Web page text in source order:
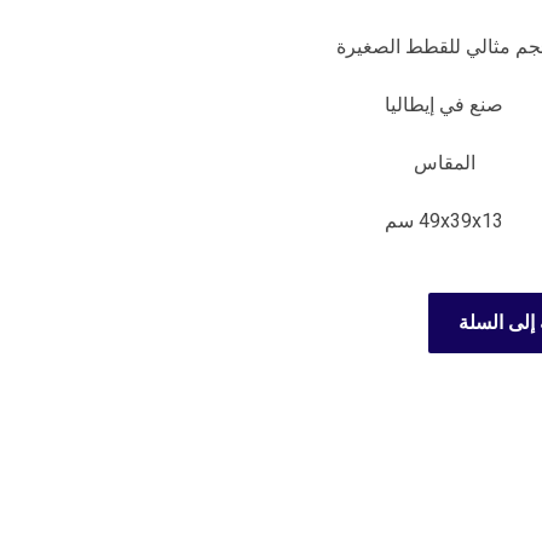
مثالي للقطط الصغيرة
صنع في إيطاليا
المقاس
49x39x13 سم
السلة